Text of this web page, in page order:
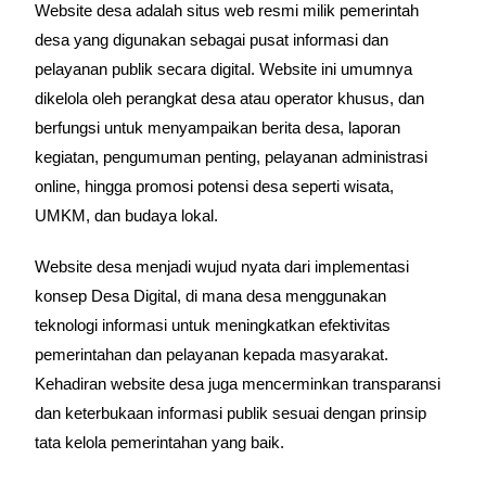
Website desa adalah situs web resmi milik pemerintah
desa yang digunakan sebagai pusat informasi dan
pelayanan publik secara digital. Website ini umumnya
dikelola oleh perangkat desa atau operator khusus, dan
berfungsi untuk menyampaikan berita desa, laporan
kegiatan, pengumuman penting, pelayanan administrasi
online, hingga promosi potensi desa seperti wisata,
UMKM, dan budaya lokal.
Website desa menjadi wujud nyata dari implementasi
konsep Desa Digital, di mana desa menggunakan
teknologi informasi untuk meningkatkan efektivitas
pemerintahan dan pelayanan kepada masyarakat.
Kehadiran website desa juga mencerminkan transparansi
dan keterbukaan informasi publik sesuai dengan prinsip
tata kelola pemerintahan yang baik.